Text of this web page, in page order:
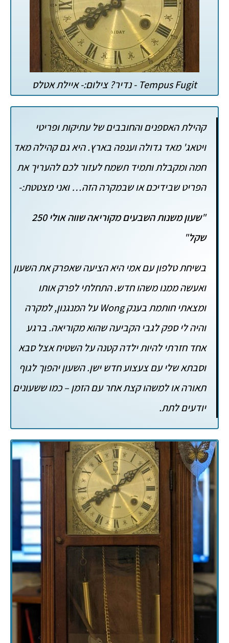
Tempus Fugit - נדיר? צילום:- איילת אטלס
קהילת האספנים והחובבים של עתיקות ופריטי
ויטאג' מאד גדולה וענפה בארץ. היא גם קהילה מאד
חמה ומקבלת ותמיד תשמח לעזור לכם להעריך את
הפריט שבידיכם או שבמקרה הזה… ואני מצטטת:-
"
שעון משנות השבעים מקוריאה שווה אולי 250
שקל"
בשיחת טלפון עם אמי היא הציעה שאפרק את השעון
ואעשה ממנו משהו חדש. התחלתי לפרק אותו
ומצאתי חותמת בענק Wong על המנגנון, למקרה
והיה לי ספק לגבי הקביעה שהוא מקוריאה. ברגע
אחד חזרתי להיות ילדה קטנה על השטיח אצל סבא
וסבתא שלי עם צעצוע חדש ישן. השעון יהפוך לגוף
תאורה או למשהו קצת אחר עם הזמן – כמו ששעונים
יודעים לתת.